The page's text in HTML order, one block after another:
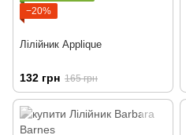
−20%
Лілійник Applique
132 грн 165 грн